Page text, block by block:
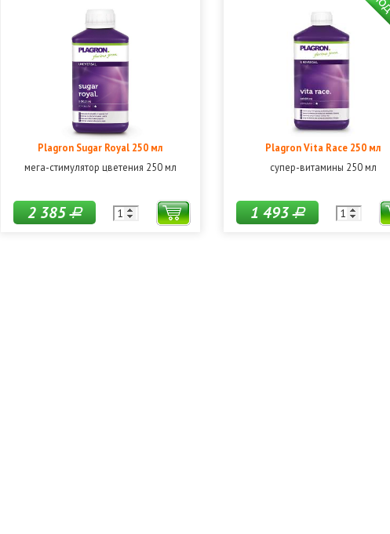
Plagron Sugar Royal 250 мл
мега-стимулятор цветения 250 мл
2 385Р
Plagron Vita Race 250 мл
супер-витамины 250 мл
1 493Р